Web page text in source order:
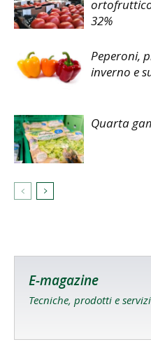
32%
Peperoni,
inverno e
Quarta
E-magazine
Tecniche, prodotti e